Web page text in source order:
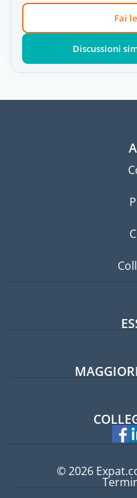
Fai
Discussioni
© 2026